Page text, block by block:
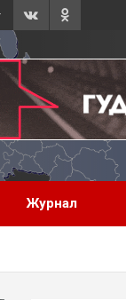
Журнал